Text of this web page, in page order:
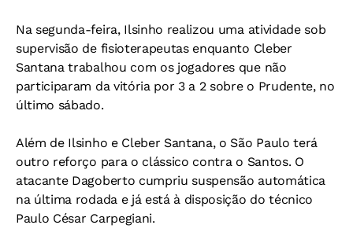
Na segunda-feira, Ilsinho realizou uma atividade sob
supervisão de fisioterapeutas enquanto Cleber
Santana trabalhou com os jogadores que não
participaram da vitória por 3 a 2 sobre o Prudente, no
último sábado.
Além de Ilsinho e Cleber Santana, o São Paulo terá
outro reforço para o clássico contra o Santos. O
atacante Dagoberto cumpriu suspensão automática
na última rodada e já está à disposição do técnico
Paulo César Carpegiani.